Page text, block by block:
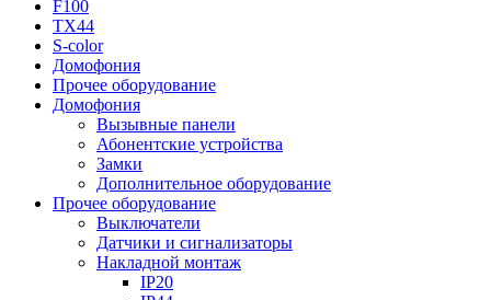
F100
TX44
S-color
Домофония
Прочее оборудование
Домофония
Вызывные панели
Абонентские устройства
Замки
Дополнительное оборудование
Прочее оборудование
Выключатели
Датчики и сигнализаторы
Накладной монтаж
IP20